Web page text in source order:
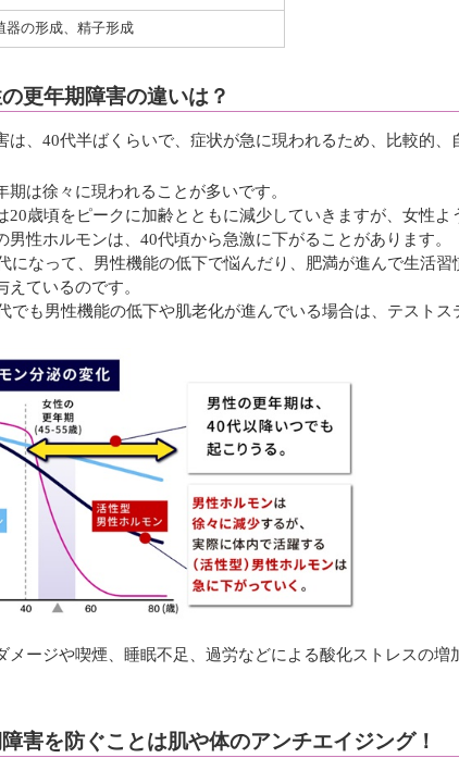
器の形成、精⼦形成
更年期障害の違いは？
は、40代半ばくらいで、症状が急に現われるため、比較的、
期は徐々に現われることが多いです。
20歳頃をピークに加齢とともに減少していきますが、女性よ
男性ホルモンは、40代頃から急激に下がることがあります。
になって、男性機能の低下で悩んだり、肥満が進んで生活
ているのです。
でも男性機能の低下や肌老化が進んでいる場合は、テストス
メージや喫煙、睡眠不足、過労などによる酸化ストレスの
害を防ぐことは肌や体のアンチエイジング！